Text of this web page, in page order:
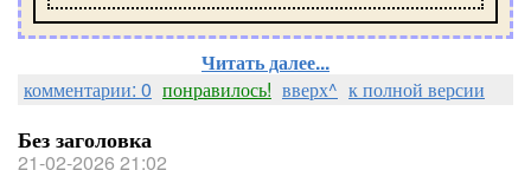
Читать далее...
комментарии: 0 понравилось! вверх^ к полной версии
Без заголовка
21-02-2026 21:02